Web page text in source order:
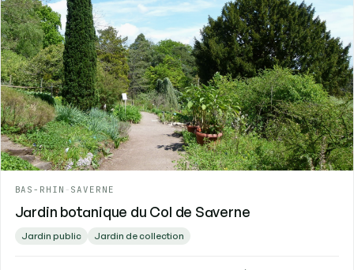
BAS-RHIN - SAVERNE
Jardin botanique du Col de Saverne
Jardin public Jardin de collection